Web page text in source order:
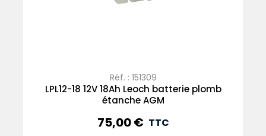
Réf. : 151309
LPL12-18 12V 18Ah Leoch batterie plomb
étanche AGM
Prix
75,00 € TTC